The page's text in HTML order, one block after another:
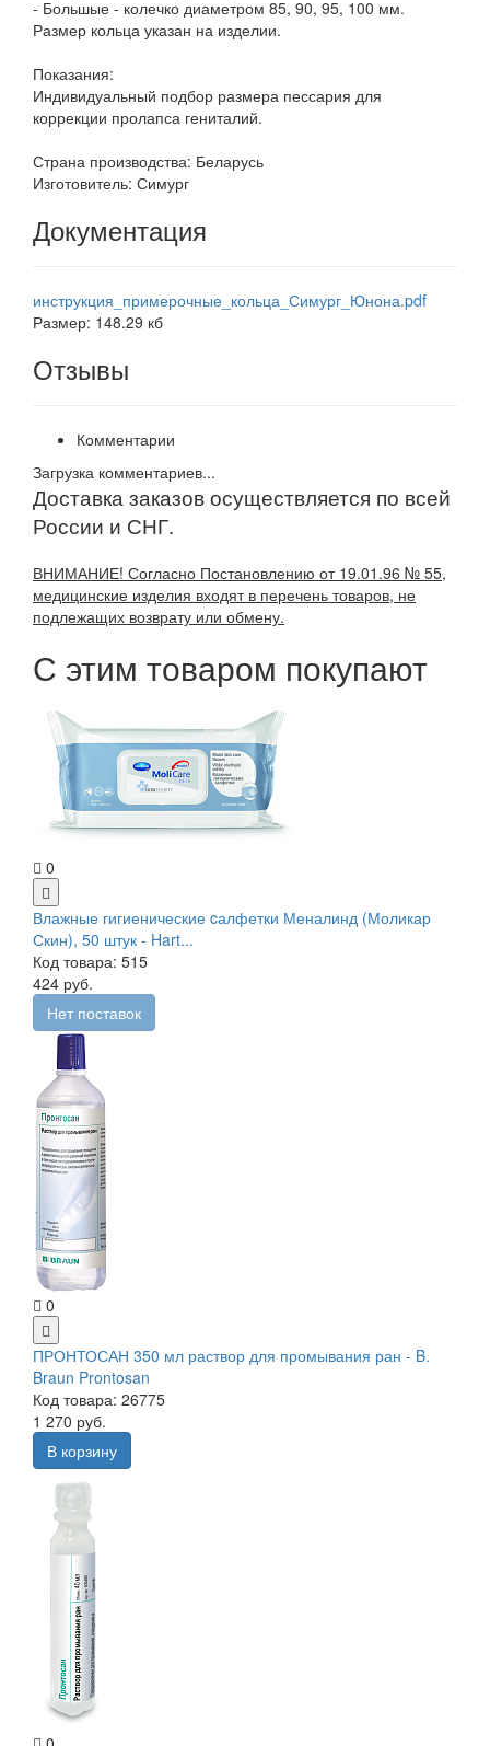
- Большые - колечко диаметром 85, 90, 95, 100 мм.
Размер кольца указан на изделии.
Показания:
Индивидуальный подбор размера пессария для
коррекции пролапса гениталий.
Страна производства: Беларусь
Изготовитель: Симург
Документация
инструкция_примерочные_кольца_Симург_Юнона.pdf
Размер: 148.29 кб
Отзывы
Комментарии
Загрузка комментариев...
Доставка заказов осуществляется по всей
России и СНГ.
ВНИМАНИЕ! Согласно Постановлению от 19.01.96 № 55,
медицинские изделия входят в перечень товаров, не
подлежащих возврату или обмену.
С этим товаром покупают
0
Влажные гигиенические cалфетки Меналинд (Моликар
Скин), 50 штук - Hart...
Код товара: 515
424 руб.
Нет поставок
0
ПРОНТОСАН 350 мл раствор для промывания ран - B.
Braun Prontosan
Код товара: 26775
1 270 руб.
В корзину